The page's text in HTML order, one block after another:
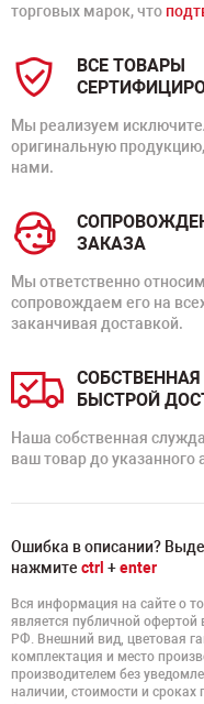
торговых марок, что
ВСЕ ТОВАРЫ
Мы реализуем
оригинальную
нами.
ЗАКАЗА
Мы ответственно
сопровождаем его на
заканчивая доставкой.
БЫСТРОЙ
Наша собственная
ваш товар до указанного
Ошибка в описании?
нажмите ctrl +enter
Вся информация на сайте о
является публичной офертой
РФ. Внешний вид, цветовая
комплектация и место
производителем без
наличии, стоимости и сроках